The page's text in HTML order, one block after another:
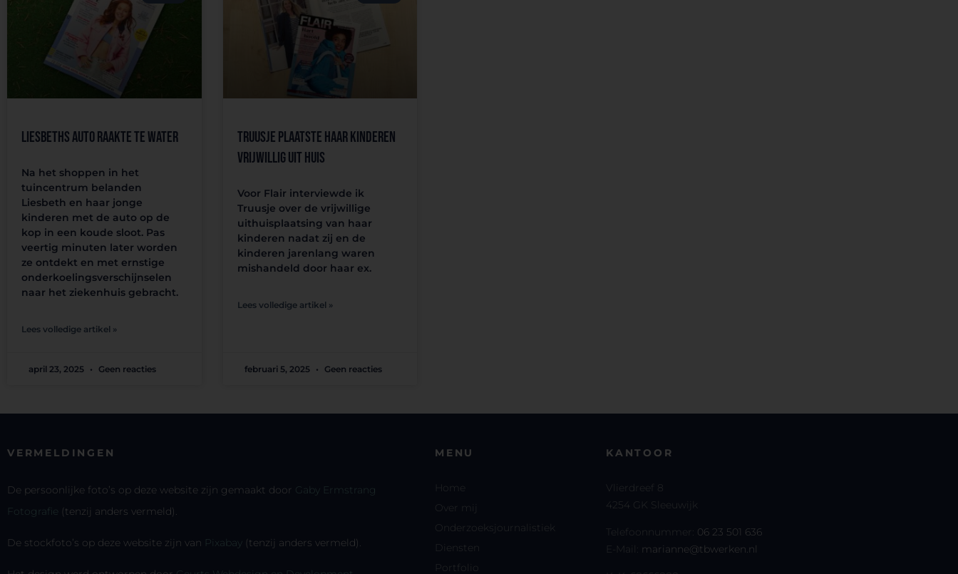
Liesbeths auto raakte te water
Na het shoppen in het
tuincentrum belanden
Liesbeth en haar jonge
kinderen met de auto op de
kop in een koude sloot. Pas
veertig minuten later worden
ze ontdekt en met ernstige
onderkoelingsverschijnselen
naar het ziekenhuis gebracht.
Lees volledige artikel »
april 23, 2025 Geen reacties
Truusje plaatste haar kinderen
vrijwillig uit huis
Voor Flair interviewde ik
Truusje over de vrijwillige
uithuisplaatsing van haar
kinderen nadat zij en de
kinderen jarenlang waren
mishandeld door haar ex.
Lees volledige artikel »
februari 5, 2025 Geen reacties
VERMELDINGEN
De persoonlijke foto’s op deze website zijn gemaakt door Gaby Ermstrang
Fotografie (tenzij anders vermeld).
De stockfoto’s op deze website zijn van Pixabay (tenzij anders vermeld).
MENU
Home
Over mij
Onderzoeksjournalistiek
Diensten
Portfolio
KANTOOR
Vlierdreef 8
4254 GK Sleeuwijk
Telefoonnummer: 06 23 501 636
E-Mail: marianne@tbwerken.nl